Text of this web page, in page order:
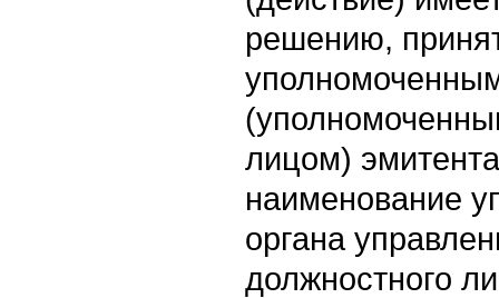
решению,
лицом)
наименование
органа
должностного